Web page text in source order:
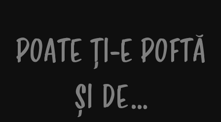
POATE ȚI-E POFTĂ
ȘI DE…